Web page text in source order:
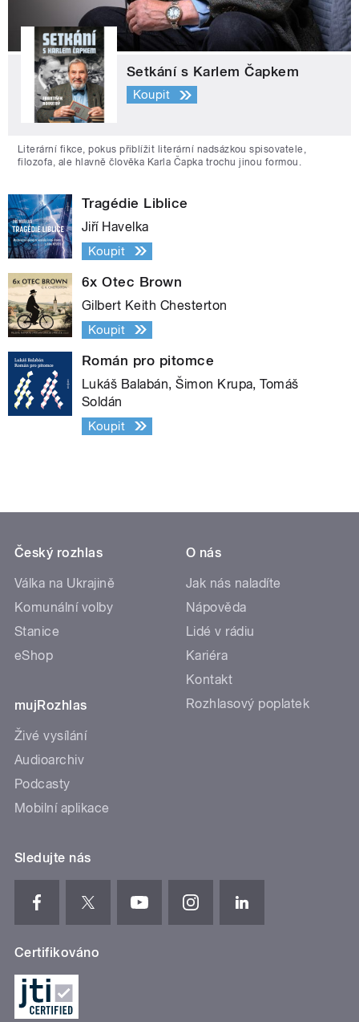
Setkání s Karlem Čapkem
Koupit
Literární fikce, pokus přiblížit literární nadsázkou spisovatele,
filozofa, ale hlavně člověka Karla Čapka trochu jinou formou.
Tragédie Liblice
Jiří Havelka
Koupit
6x Otec Brown
Gilbert Keith Chesterton
Koupit
Román pro pitomce
Lukáš Balabán, Šimon Krupa, Tomáš
Soldán
Koupit
Český rozhlas
Válka na Ukrajině
Komunální volby
Stanice
eShop
mujRozhlas
Živé vysílání
Audioarchiv
Podcasty
Mobilní aplikace
O nás
Jak nás naladíte
Nápověda
Lidé v rádiu
Kariéra
Kontakt
Rozhlasový poplatek
Sledujte nás
Certifikováno